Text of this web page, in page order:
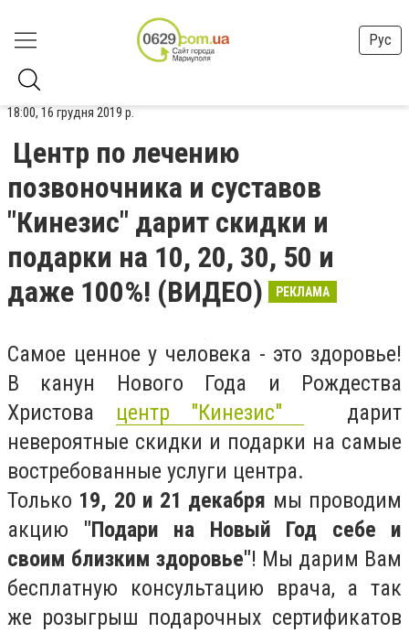
Рус
18:00, 16 грудня 2019 р.
Центр по лечению
позвоночника и суставов
"Кинезис" дарит скидки и
подарки на 10, 20, 30, 50 и
даже 100%! (ВИДЕО)
РЕКЛАМА
Самое ценное у человека - это здоровье!
В канун Нового Года и Рождества
Христова центр "Кинезис"
дарит
невероятные скидки и подарки на самые
востребованные услуги центра.
Только 19, 20 и 21 декабря мы проводим
акцию "Подари на Новый Год себе и
своим близким здоровье"! Мы дарим Вам
бесплатную консультацию врача, а так
же розыгрыш подарочных сертификатов